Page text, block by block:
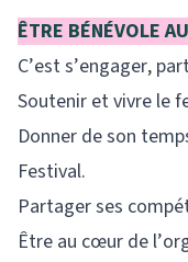
ÊTRE BÉNÉVOLE
C’est s’engager,
Soutenir et vivre le
Donner de son
Festival.
Partager ses
Être au cœur de